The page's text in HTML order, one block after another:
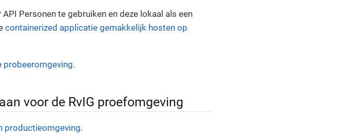
Personen te gebruiken en deze lokaal als een
containerized applicatie gemakkelijk hosten op
probeeromgeving.
voor de RvIG proefomgeving
productieomgeving.